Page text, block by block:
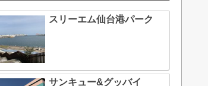
スリーエム仙台港パーク
サンキュー&グッバイ